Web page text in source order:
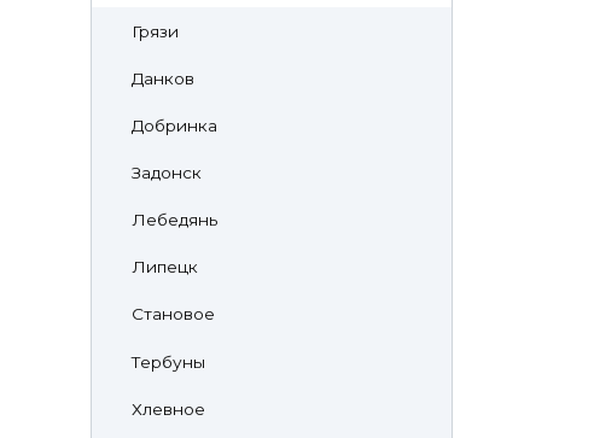
Грязи
Данков
Добринка
Задонск
Лебедянь
Липецк
Становое
Тербуны
Хлевное